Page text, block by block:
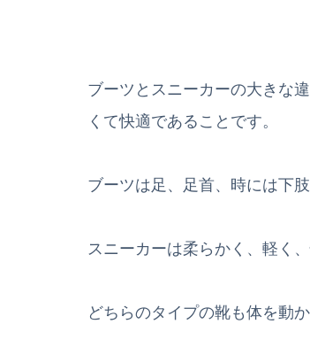
ブーツとスニーカーの大きな
くて快適であることです。
ブーツは足、足首、時には下
スニーカーは柔らかく、軽く
どちらのタイプの靴も体を動